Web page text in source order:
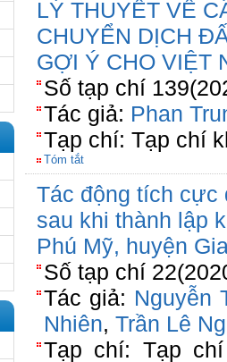
LÝ THUYẾT VỀ
CHUYỂN DỊCH
GỢI Ý CHO VIỆT
Số tạp chí
Tác giả: Phan
Tạp chí: Tạp chí
Tóm tắt
Tác động tích cực
sau khi thành lập
Phú Mỹ, huyện
Số tạp chí
Tác giả: Nguyễn
Nhiên, Trần Lê
Tạp chí: Tạp